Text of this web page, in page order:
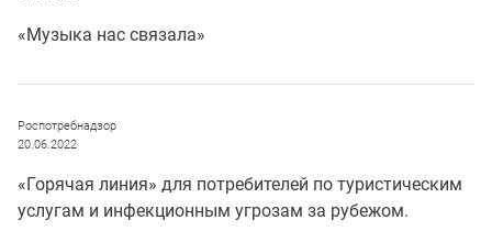
«Музыка нас связала»
Роспотребнадзор
20.06.2022
«Горячая линия» для потребителей по туристическим
услугам и инфекционным угрозам за рубежом.